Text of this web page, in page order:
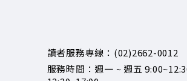
讀者服務專線：(02)2662-0012
服務時間：週一 ~ 週五